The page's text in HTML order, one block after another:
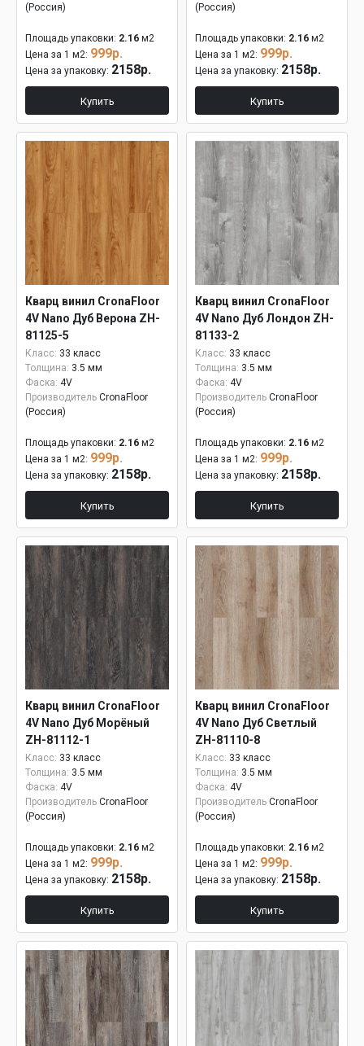
(Россия)
Площадь упаковки: 2.16 м2
Цена за 1 м2: 999р.
Цена за упаковку: 2158р.
Купить
(Россия)
Площадь упаковки: 2.16 м2
Цена за 1 м2: 999р.
Цена за упаковку: 2158р.
Купить
Кварц винил CronaFloor
4V Nano Дуб Верона ZH-
81125-5
Класс: 33 класс
Толщина: 3.5 мм
Фаска: 4V
Производитель CronaFloor
(Россия)
Площадь упаковки: 2.16 м2
Цена за 1 м2: 999р.
Цена за упаковку: 2158р.
Купить
Кварц винил CronaFloor
4V Nano Дуб Лондон ZH-
81133-2
Класс: 33 класс
Толщина: 3.5 мм
Фаска: 4V
Производитель CronaFloor
(Россия)
Площадь упаковки: 2.16 м2
Цена за 1 м2: 999р.
Цена за упаковку: 2158р.
Купить
Кварц винил CronaFloor
4V Nano Дуб Морёный
ZH-81112-1
Класс: 33 класс
Толщина: 3.5 мм
Фаска: 4V
Производитель CronaFloor
(Россия)
Площадь упаковки: 2.16 м2
Цена за 1 м2: 999р.
Цена за упаковку: 2158р.
Купить
Кварц винил CronaFloor
4V Nano Дуб Светлый
ZH-81110-8
Класс: 33 класс
Толщина: 3.5 мм
Фаска: 4V
Производитель CronaFloor
(Россия)
Площадь упаковки: 2.16 м2
Цена за 1 м2: 999р.
Цена за упаковку: 2158р.
Купить